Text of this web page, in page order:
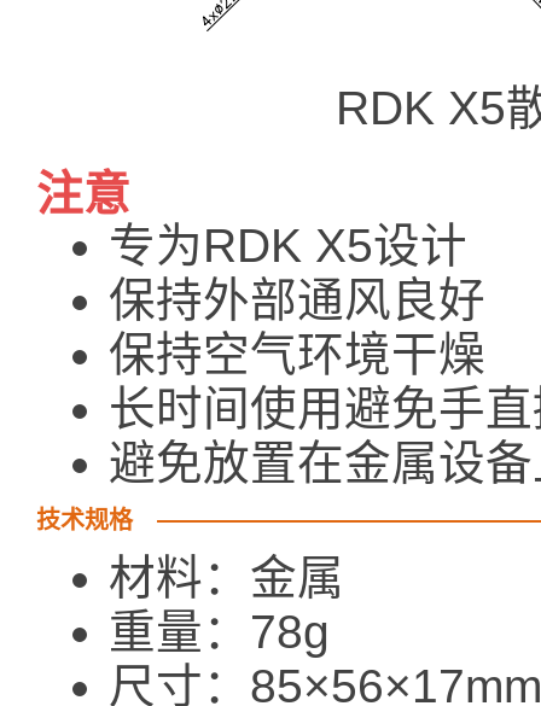
RDK X5
注意
专为RDK X5设计
保持外部通风良好
保持空气环境干燥
长时间使用避免手
避免放置在金属设
技术规格
材料：金属
重量：78g
尺寸：85×56×17mm